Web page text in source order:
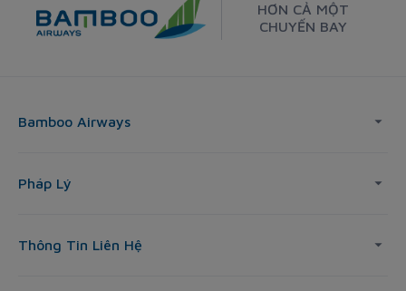
HƠN CẢ MỘT
CHUYẾN BAY
Bamboo Airways
Pháp Lý
Thông Tin Liên Hệ